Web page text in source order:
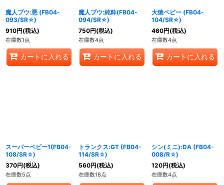
魔人ブウ:悪 (FB04-
093/SR☆)
910円(税込)
在庫数1点
カートに入れる
魔人ブウ:純粋(FB04-
094/SR☆)
750円(税込)
在庫数4点
カートに入れる
大猿ベビー (FB04-
104/SR☆)
460円(税込)
在庫数4点
カートに入れる
スーパーベビー1(FB04-
108/SR☆)
370円(税込)
在庫数5点
トランクス:GT (FB04-
114/SR☆)
560円(税込)
在庫数18点
シン(ミニ):DA (FB04-
008/R☆)
120円(税込)
在庫数4点